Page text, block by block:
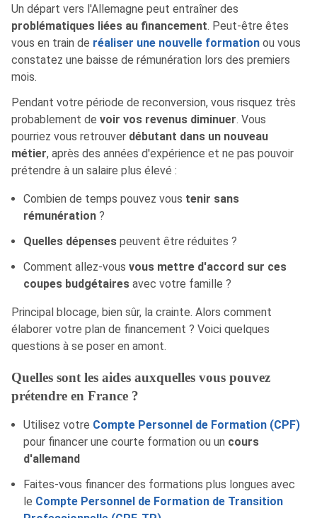
Un départ vers l'Allemagne peut entraîner des
problématiques liées au financement. Peut-être êtes
vous en train de réaliser une nouvelle formation ou vous
constatez une baisse de rémunération lors des premiers
mois.
Pendant votre période de reconversion, vous risquez très
probablement de voir vos revenus diminuer. Vous
pourriez vous retrouver débutant dans un nouveau
métier, après des années d'expérience et ne pas pouvoir
prétendre à un salaire plus élevé :
Combien de temps pouvez vous tenir sans
rémunération ?
Quelles dépenses peuvent être réduites ?
Comment allez-vous vous mettre d'accord sur ces
coupes budgétaires avec votre famille ?
Principal blocage, bien sûr, la crainte. Alors comment
élaborer votre plan de financement ? Voici quelques
questions à se poser en amont.
Quelles sont les aides auxquelles vous pouvez
prétendre en France ?
Utilisez votre Compte Personnel de Formation (CPF)
pour financer une courte formation ou un cours
d'allemand
Faites-vous financer des formations plus longues avec
le Compte Personnel de Formation de Transition